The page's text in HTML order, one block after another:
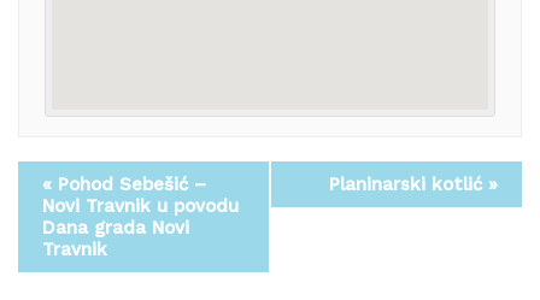
« Pohod Sebešić –
Novi Travnik u povodu
Dana grada Novi
Travnik
Planinarski kotlić »